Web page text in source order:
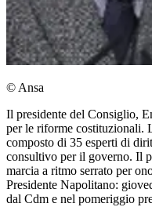
© Ansa
Il presidente del Consiglio,
per le riforme costituzionali.
composto di 35 esperti di
consultivo per il governo. Il
marcia a ritmo serrato per
Presidente Napolitano:
dal Cdm e nel pomeriggio